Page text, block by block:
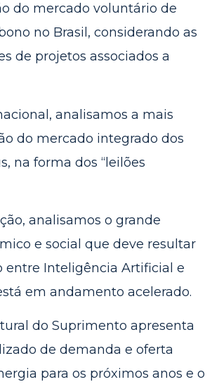
do mercado voluntário de
no Brasil, considerando as
de projetos associados a
analisamos a mais
do mercado integrado dos
na forma dos “leilões
analisamos o grande
e social que deve resultar
entre Inteligência Artificial e
em andamento acelerado.
do Suprimento apresenta
de demanda e oferta
para os próximos anos e o